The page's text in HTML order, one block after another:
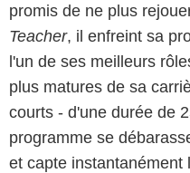
promis de ne plus
Teacher, il enfreint sa
l'un de ses meilleurs
plus matures de sa
courts - d'une durée de
programme se
et capte instantanément